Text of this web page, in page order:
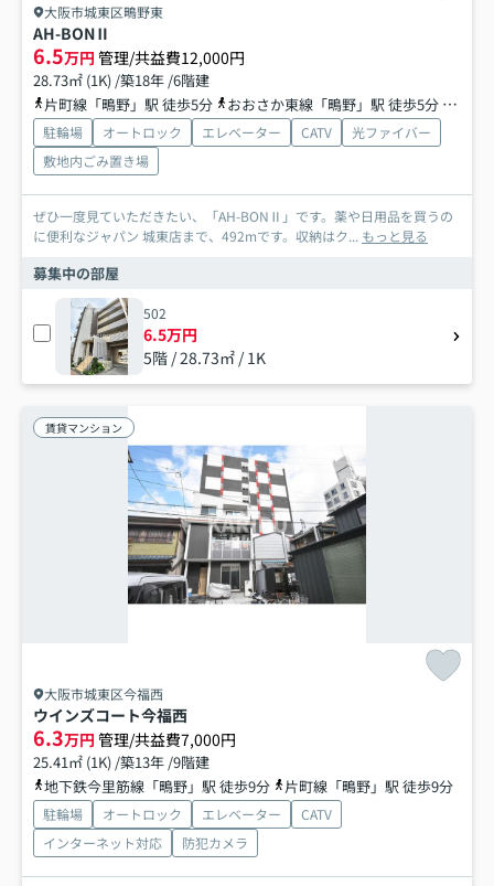
大阪市城東区鴫野東
AH-BONⅡ
6.5万円 管理/共益費12,000円
28.73㎡ (1K) /築18年 /6階建
片町線「鴫野」駅 徒歩5分
おおさか東線「鴫野」駅 徒歩5分 地下
駐輪場 オートロック エレベーター CATV
光ファイバー
敷地内ごみ置き場
ぜひ一度見ていただきたい、「AH-BONⅡ」です。薬や日用品を買うの
に便利なジャパン 城東店まで、492mです。収納はク... もっと見る
募集中の部屋
502
6.5万円
5階 / 28.73㎡ / 1K
賃貸マンション
大阪市城東区今福西
ウインズコート今福西
6.3万円 管理/共益費7,000円
25.41㎡ (1K) /築13年 /9階建
地下鉄今里筋線「鴫野」駅 徒歩9分
片町線「鴫野」駅 徒歩9分
駐輪場 オートロック エレベーター
CATV
インターネット対応
防犯カメラ